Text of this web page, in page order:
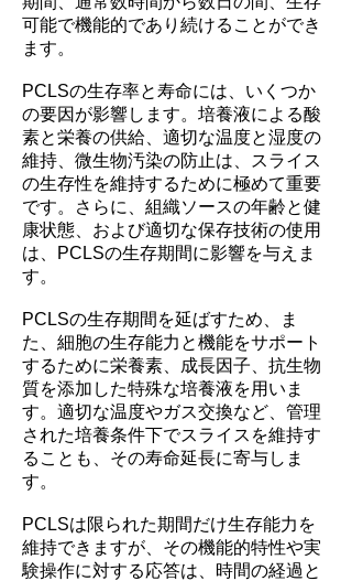
可能で機能的であり続けることができ
ます。
PCLSの生存率と寿命には、いくつか
の要因が影響します。培養液による酸
素と栄養の供給、適切な温度と湿度の
維持、微生物汚染の防止は、スライス
の生存性を維持するために極めて重要
です。さらに、組織ソースの年齢と健
康状態、および適切な保存技術の使用
は、PCLSの生存期間に影響を与えま
す。
PCLSの生存期間を延ばすため、ま
た、細胞の生存能力と機能をサポート
するために栄養素、成長因子、抗生物
質を添加した特殊な培養液を用いま
す。適切な温度やガス交換など、管理
された培養条件下でスライスを維持す
ることも、その寿命延長に寄与しま
す。
PCLSは限られた期間だけ生存能力を
維持できますが、その機能的特性や実
験操作に対する応答は、時間の経過と